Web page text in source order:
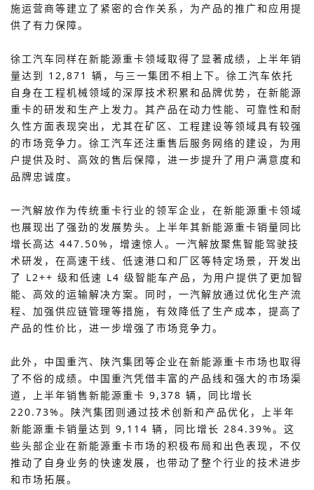
施运营商等建立了紧密的合作关系，为产品的推广和应用提
供了有力保障。
徐工汽车同样在新能源重卡领域取得了显著成绩，上半年销
量达到 12,871 辆，与三一集团不相上下。徐工汽车依托
自身在工程机械领域的深厚技术积累和品牌优势，在新能源
重卡的研发和生产上发力。其产品在动力性能、可靠性和耐
久性方面表现突出，尤其在矿区、工程建设等领域具有较强
的市场竞争力。徐工汽车还注重售后服务网络的建设，为用
户提供及时、高效的售后保障，进一步提升了用户满意度和
品牌忠诚度。
一汽解放作为传统重卡行业的领军企业，在新能源重卡领域
也展现出了强劲的发展势头。上半年其新能源重卡销量同比
增长高达 447.50%，增速惊人。一汽解放聚焦智能驾驶技
术研发，在高速干线、低速港口和厂区等特定场景，开发出
了 L2++ 级和低速 L4 级智能车产品，为用户提供了更加智
能、高效的运输解决方案。同时，一汽解放通过优化生产流
程、加强供应链管理等措施，有效降低了生产成本，提高了
产品的性价比，进一步增强了市场竞争力。
此外，中国重汽、 陕汽集团 等企业在新能源重卡市场也取得
了不俗的成绩。中国重汽凭借丰富的产品线和强大的市场渠
道，上半年销售新能源重卡 9,378 辆，同比增长
220.73%。陕汽集团则通过技术创新和产品优化，上半年
新能源重卡销量达到 9,114 辆，同比增长 284.39%。这
些头部企业在新能源重卡市场的积极布局和出色表现，不仅
推动了自身业务的快速发展，也带动了整个行业的技术进步
和市场拓展。